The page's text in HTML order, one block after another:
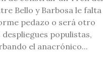
Bello y Barbosa le falta
pedazo o será otro
despliegues populistas,
el anacrónico...